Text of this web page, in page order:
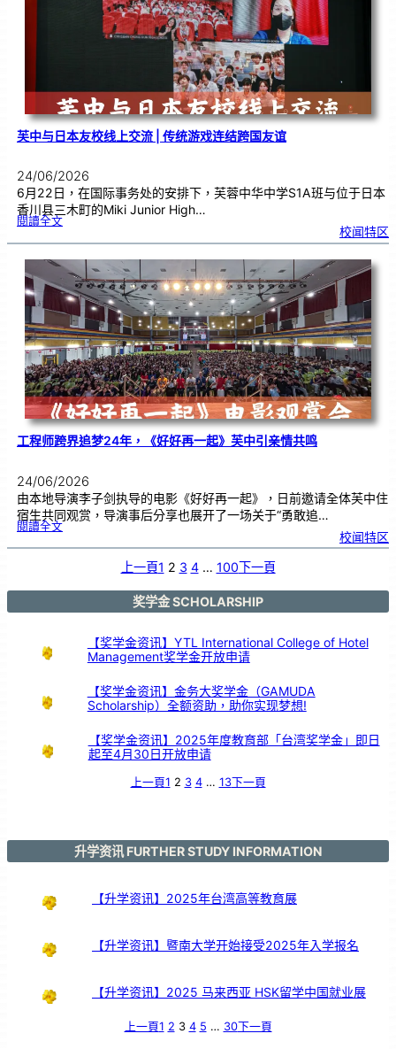
芙中与日本友校线上交流 | 传统游戏连结跨国友谊
24/06/2026
6月22日，在国际事务处的安排下，芙蓉中华中学S1A班与位于日本
香川县三木町的Miki Junior High…
閱讀全文:芙
日
友
校
线
上
流
|传
统
游
戏
连
结
跨
国
友
谊
校闻特区
工程师跨界追梦24年，《好好再一起》芙中引亲情共鸣
24/06/2026
由本地导演李子剑执导的电影《好好再一起》，日前邀请全体芙中住
宿生共同观赏，导演事后分享也展开了一场关于“勇敢追…
閱讀全文:工
跨
，
好
校闻特区
上一頁1 2 3 4 … 100下一頁
奖学金 SCHOLARSHIP
【奖学金资讯】YTL International College of Hotel
Management奖学金开放申请
【奖学金资讯】金务大奖学金（GAMUDA
Scholarship）全额资助，助你实现梦想!
【奖学金资讯】2025年度教育部「台湾奖学金」即日
起至4月30日开放申请
上一頁1 2 3 4 … 13下一頁
升学资讯 FURTHER STUDY INFORMATION
【升学资讯】2025年台湾高等教育展
【升学资讯】暨南大学开始接受2025年入学报名
【升学资讯】2025 马来西亚 HSK留学中国就业展
上一頁1 2 3 4 5 … 30下一頁